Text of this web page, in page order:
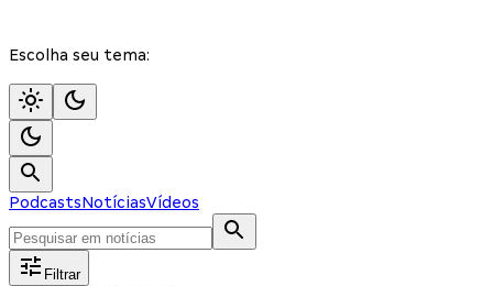
Escolha seu tema:
PodcastsNotíciasVídeos
Filtrar